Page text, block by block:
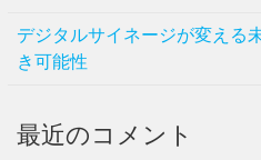
デジタルサイネージが変える
き可能性
最近のコメント